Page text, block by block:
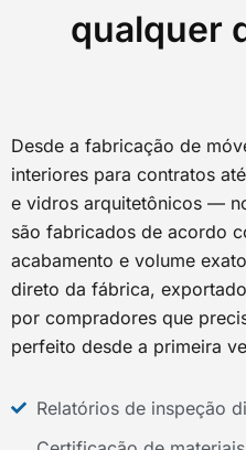
qualquer
Desde a fabricação de
interiores para contratos
e vidros arquitetônicos —
são fabricados de acordo
acabamento e volume
direto da fábrica,
por compradores que
perfeito desde a primeira
Relatórios de inspeção